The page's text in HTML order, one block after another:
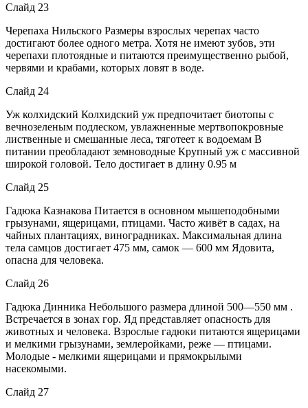
Слайд 23
Черепаха Нильского Размеры взрослых черепах часто
достигают более одного метра. Хотя не имеют зубов, эти
черепахи плотоядные и питаются преимущественно рыбой,
червями и крабами, которых ловят в воде.
Слайд 24
Уж колхидский Колхидский уж предпочитает биотопы с
вечнозеленым подлеском, увлажненные мертвопокровные
лиственные и смешанные леса, тяготеет к водоемам В
питании преобладают земноводные Крупный уж с массивной
широкой головой. Тело достигает в длину 0.95 м
Слайд 25
Гадюка Казнакова Питается в основном мышеподобными
грызунами, ящерицами, птицами. Часто живёт в садах, на
чайных плантациях, виноградниках. Максимальная длина
тела самцов достигает 475 мм, самок — 600 мм Ядовита,
опасна для человека.
Слайд 26
Гадюка Динника Небольшого размера длиной 500—550 мм .
Встречается в зонах гор. Яд представляет опасность для
животных и человека. Взрослые гадюки питаются ящерицами
и мелкими грызунами, землеройками, реже — птицами.
Молодые - мелкими ящерицами и прямокрылыми
насекомыми.
Слайд 27